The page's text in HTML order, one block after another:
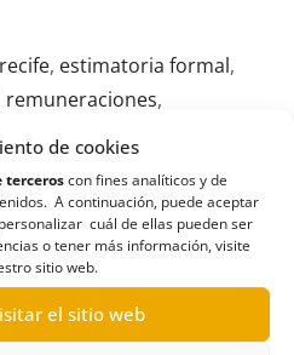
de cookies
terceroscon fines analíticos y de
A continuación, puede aceptar
cuál de ellas pueden ser
o tener más información, visite
sitio web.
el sitio web
, estimatoria formal,
remuneraciones,